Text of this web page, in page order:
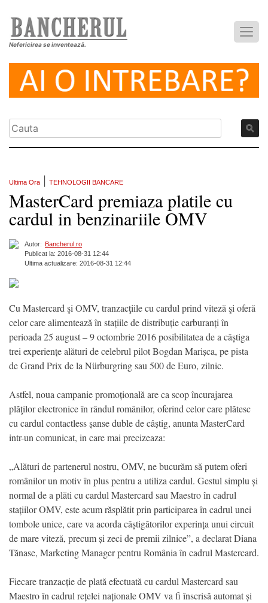
Nefericirea se inventează.
Ultima Ora TEHNOLOGII BANCARE
MasterCard premiaza platile cu
cardul in benzinariile OMV
Autor: Bancherul.ro
Publicat la: 2016-08-31 12:44
Ultima actualizare: 2016-08-31 12:44
Cu Mastercard şi OMV, tranzacţiile cu cardul prind viteză şi oferă
celor care alimentează în stațiile de distribuție carburanți în
perioada 25 august – 9 octombrie 2016 posibilitatea de a câștiga
trei experiențe alături de celebrul pilot Bogdan Marișca, pe pista
de Grand Prix de la Nürburgring sau 500 de Euro, zilnic.
Astfel, noua campanie promoțională are ca scop încurajarea
plăţilor electronice în rândul românilor, oferind celor care plătesc
cu cardul contactless șanse duble de câștig, anunta MasterCard
intr-un comunicat, in care mai precizeaza:
„Alături de partenerul nostru, OMV, ne bucurăm să putem oferi
românilor un motiv în plus pentru a utiliza cardul. Gestul simplu și
normal de a plăti cu cardul Mastercard sau Maestro în cadrul
stațiilor OMV, este acum răsplătit prin participarea în cadrul unei
tombole unice, care va acorda câștigătorilor experința unui circuit
de mare viteză, precum și zeci de premii zilnice”, a declarat Diana
Tănase, Marketing Manager pentru România în cadrul Mastercard.
Fiecare tranzacție de plată efectuată cu cardul Mastercard sau
Maestro în cadrul rețelei naționale OMV va fi înscrisă automat și